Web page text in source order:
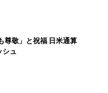
尊敬」と祝福 日米通算
シュ